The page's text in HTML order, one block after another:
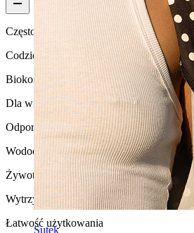
Sutek
Częstotliwość użytkowania
Codzienne użytkowanie
Biokompatybilność
Dla większości rodzajów skóry
Odporność na działanie wody
Wodoodporna
Żywotność
Wytrzymała
Łatwość użytkowania